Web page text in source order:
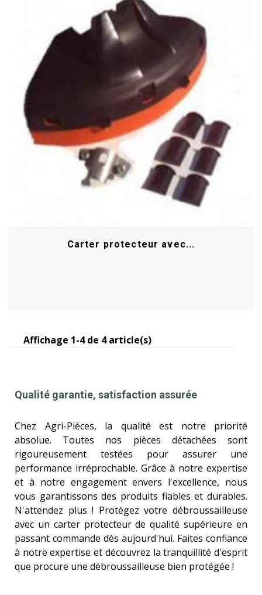
Acheter
Carter protecteur avec...
Affichage 1-4 de 4 article(s)
Qualité garantie, satisfaction assurée
Chez Agri-Pièces, la qualité est notre priorité
absolue. Toutes nos pièces détachées sont
rigoureusement testées pour assurer une
performance irréprochable. Grâce à notre expertise
et à notre engagement envers l'excellence, nous
vous garantissons des produits fiables et durables.
N'attendez plus ! Protégez votre débroussailleuse
avec un carter protecteur de qualité supérieure en
passant commande dès aujourd'hui. Faites confiance
à notre expertise et découvrez la tranquillité d'esprit
que procure une débroussailleuse bien protégée !